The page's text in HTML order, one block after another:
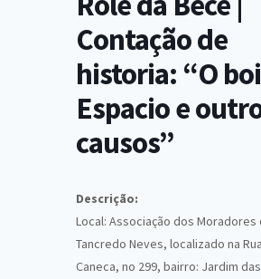
Contação de
historia: “O boi
Espacio e
causos”
Descrição:
Local: Associação dos Moradores
Tancredo Neves, localizado na
Caneca, no 299, bairro: Jardim